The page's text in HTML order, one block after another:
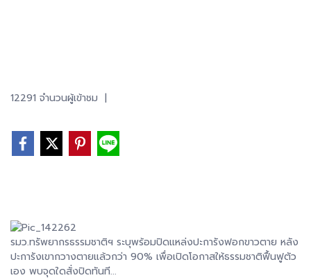
12291 จำนวนผู้เข้าชม |
รมว.ทรัพยากรธรรมชาติฯ ระบุพร้อมปิดแหล่งปะการังฟอกขาวตาย หลัง
ปะการังเขากวางตายแล้วกว่า 90% เพื่อเปิดโอกาสให้ธรรมชาติฟื้นฟูตัว
เอง พบจุดใดสั่งปิดทันที...